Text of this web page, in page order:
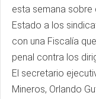
esta semana sobre
Estado a los
con una Fiscalía
penal contra los
El secretario
Mineros, Orlando